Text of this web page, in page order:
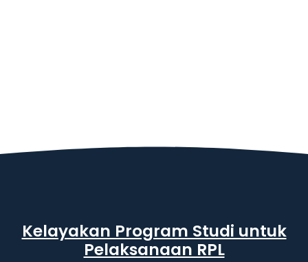
Kelayakan Program Studi untuk
Pelaksanaan RPL